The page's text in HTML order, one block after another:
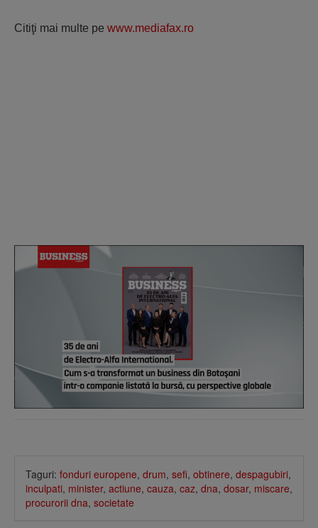
Citiţi mai multe pe www.mediafax.ro
Taguri: fonduri europene, drum, sefi, obtinere, despagubiri,
inculpati, minister, actiune, cauza, caz, dna, dosar, miscare,
procurorii dna, societate